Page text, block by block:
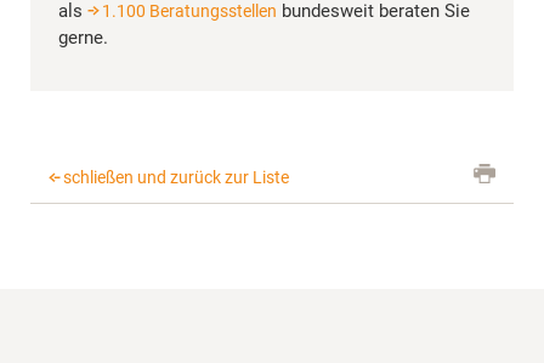
als
1.100 Beratungsstellen bundesweit beraten Sie
gerne.
schließen und zurück zur Liste